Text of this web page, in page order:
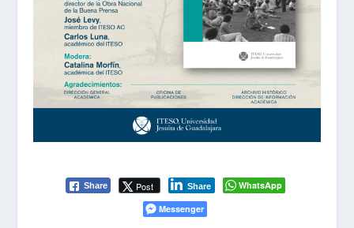
Share Post Share
WhatsApp
Messenger